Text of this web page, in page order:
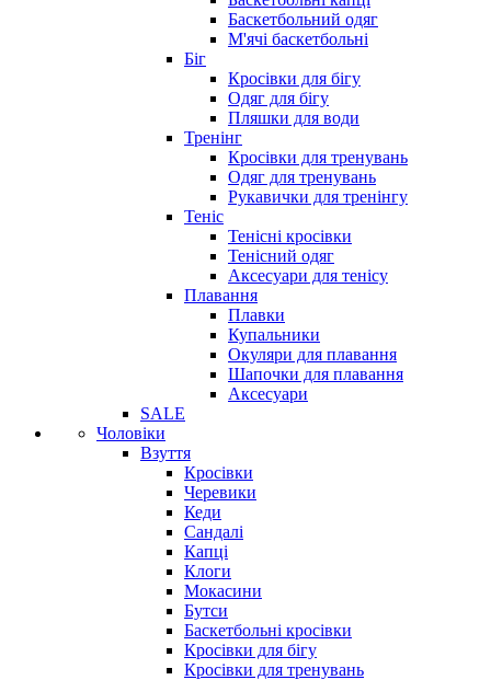
Баскетбольний одяг
М'ячі баскетбольні
Біг
Кросівки для бігу
Одяг для бігу
Пляшки для води
Тренінг
Кросівки для тренувань
Одяг для тренувань
Рукавички для тренінгу
Теніс
Тенісні кросівки
Тенісний одяг
Аксесуари для тенісу
Плавання
Плавки
Купальники
Окуляри для плавання
Шапочки для плавання
Аксесуари
SALE
Чоловіки
Взуття
Кросівки
Черевики
Кеди
Сандалі
Капці
Клоги
Мокасини
Бутси
Баскетбольні кросівки
Кросівки для бігу
Кросівки для тренувань